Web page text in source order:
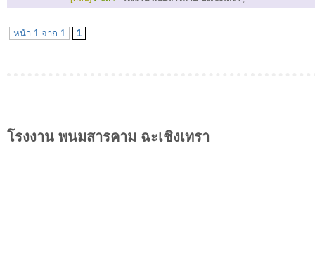
หน้า 1 จาก 1 1
โรงงาน พนมสารคาม ฉะเชิงเทรา